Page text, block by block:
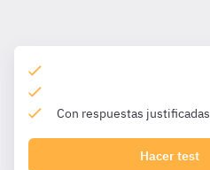
Con respuestas justificadas
Hacer test